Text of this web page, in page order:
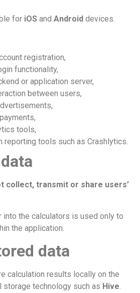
for iOS and Android devices.
registration,
functionality,
or application server,
between users,
tools,
reporting tools such as Crashlytics.
collect, transmit or share users’
into the calculators is used only to
the application.
data
calculation results locally on the
storage technology such as Hive.